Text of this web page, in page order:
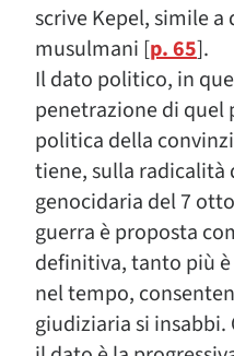
scrive Kepel, simile
musulmani [p. 65].
Il dato politico, in
penetrazione di quel
politica della
tiene, sulla radicalità
genocidaria del 7
guerra è proposta
definitiva, tanto più
nel tempo,
giudiziaria si